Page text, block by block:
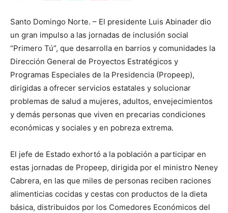
Santo Domingo Norte. – El presidente Luis Abinader dio
un gran impulso a las jornadas de inclusión social
“Primero Tú”, que desarrolla en barrios y comunidades la
Dirección General de Proyectos Estratégicos y
Programas Especiales de la Presidencia (Propeep),
dirigidas a ofrecer servicios estatales y solucionar
problemas de salud a mujeres, adultos, envejecimientos
y demás personas que viven en precarias condiciones
económicas y sociales y en pobreza extrema.
El jefe de Estado exhortó a la población a participar en
estas jornadas de Propeep, dirigida por el ministro Neney
Cabrera, en las que miles de personas reciben raciones
alimenticias cocidas y cestas con productos de la dieta
básica, distribuidos por los Comedores Económicos del